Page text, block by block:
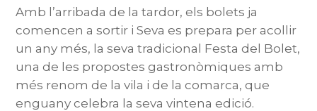
Amb l’arribada de la tardor, els bolets ja
comencen a sortir i Seva es prepara per acollir
un any més, la seva tradicional Festa del Bolet,
una de les propostes gastronòmiques amb
més renom de la vila i de la comarca, que
enguany celebra la seva vintena edició.